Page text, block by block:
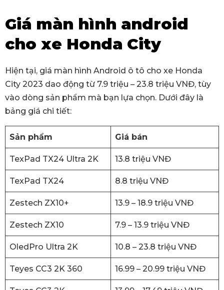
Giá màn hình android
cho xe Honda City
Hiện tại, giá màn hình Android ô tô cho xe Honda
City 2023 dao động từ 7.9 triệu – 23.8 triệu VNĐ, tùy
vào dòng sản phẩm mà bạn lựa chọn. Dưới đây là
bảng giá chi tiết:
Sản phẩm Giá bán
TexPad TX24 Ultra 2K 13.8 triệu VNĐ
TexPad TX24 8.8 triệu VNĐ
Zestech ZX10+ 13.9 – 18.9 triệu VNĐ
Zestech ZX10 7.9 – 13.9 triệu VNĐ
OledPro Ultra 2K 10.8 – 23.8 triệu VNĐ
Teyes CC3 2K 360 16.99 – 20.99 triệu VNĐ